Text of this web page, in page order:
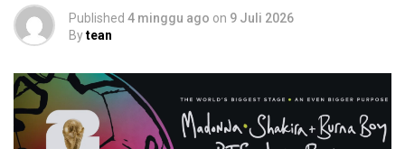
Published 4 minggu ago on 9 Juli 2026
Bytean